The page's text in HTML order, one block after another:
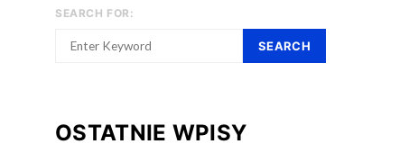
SEARCH FOR:
SEARCH
OSTATNIE WPISY